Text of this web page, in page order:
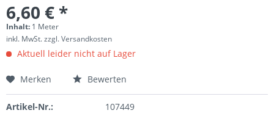
6,60 € *
Inhalt: 1 Meter
inkl. MwSt.zzgl. Versandkosten
Aktuell leider nicht auf Lager
Merken Bewerten
Artikel-Nr.:
107449